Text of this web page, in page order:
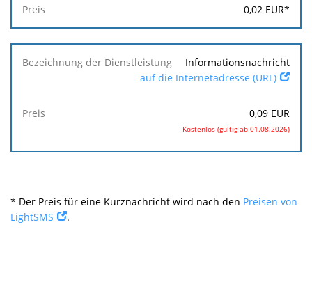
0,02 EUR*
Informationsnachricht
auf die Internetadresse (URL)
0,09 EUR
Kostenlos (gültig ab 01.08.2026)
* Der Preis für eine Kurznachricht wird nach den Preisen von
LightSMS
.